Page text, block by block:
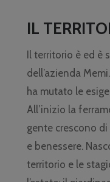
IL
Il territorio è ed è
dell’azienda
ha mutato le
All’inizio la
gente crescono
e benessere.
territorio e le